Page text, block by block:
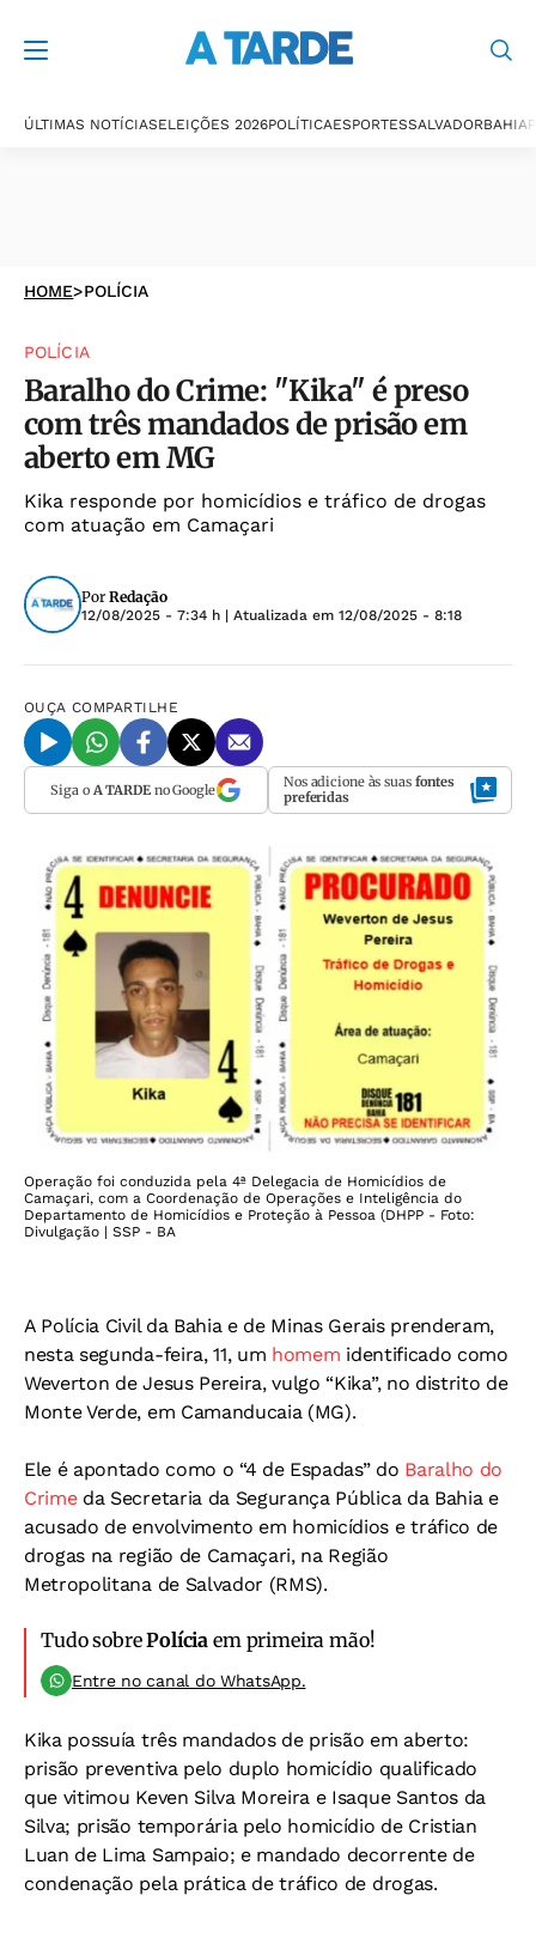
ÚLTIMAS NOTÍCIASELEIÇÕES 2026POLÍTICAESPORTESSALVADORBAHIA
HOME>POLÍCIA
POLÍCIA
Baralho do Crime: "Kika" é preso
com três mandados de prisão em
aberto em MG
Kika responde por homicídios e tráfico de drogas
com atuação em Camaçari
Por Redação
12/08/2025 - 7:34 h | Atualizada em 12/08/2025 - 8:18
OUÇA COMPARTILHE
Siga o A TARDEno Google Nos adicione às suas fontes
preferidas
Operação foi conduzida pela 4ª Delegacia de Homicídios de
Camaçari, com a Coordenação de Operações e Inteligência do
Departamento de Homicídios e Proteção à Pessoa (DHPP - Foto:
Divulgação | SSP - BA
A Polícia Civil da Bahia e de Minas Gerais prenderam,
nesta segunda-feira, 11, um homem identificado como
Weverton de Jesus Pereira, vulgo “Kika”, no distrito de
Monte Verde, em Camanducaia (MG).
Ele é apontado como o “4 de Espadas” do Baralho do
Crimeda Secretaria da Segurança Pública da Bahia e
acusado de envolvimento em homicídios e tráfico de
drogas na região de Camaçari, na Região
Metropolitana de Salvador (RMS).
Tudo sobrePolícia em primeira mão!
Entre no canal do WhatsApp.
Kika possuía três mandados de prisão em aberto:
prisão preventiva pelo duplo homicídio qualificado
que vitimou Keven Silva Moreira e Isaque Santos da
Silva; prisão temporária pelo homicídio de Cristian
Luan de Lima Sampaio; e mandado decorrente de
condenação pela prática de tráfico de drogas.